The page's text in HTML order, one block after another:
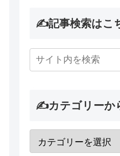
✍記事検索はこ
✍カテゴリーか